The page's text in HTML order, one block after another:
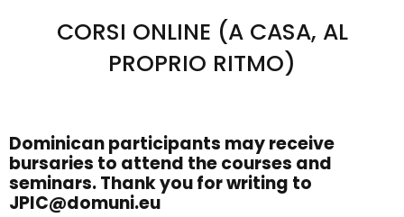
CORSI ONLINE (A CASA, AL
PROPRIO RITMO)
Dominican participants may receive
bursaries to attend the courses and
seminars. Thank you for writing to
JPIC@domuni.eu